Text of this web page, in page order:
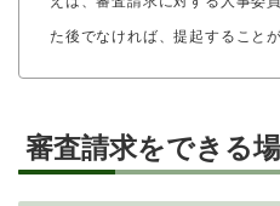
た後でなければ、提起すること
審査請求をできる